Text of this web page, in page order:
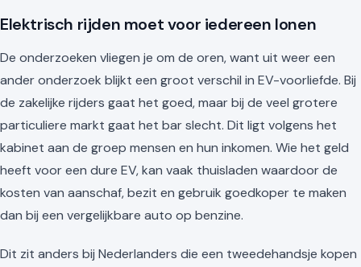
Elektrisch rijden moet voor iedereen lonen
De onderzoeken vliegen je om de oren, want uit weer een
ander onderzoek blijkt een groot verschil in EV-voorliefde. Bij
de zakelijke rijders gaat het goed, maar bij de veel grotere
particuliere markt gaat het bar slecht. Dit ligt volgens het
kabinet aan de groep mensen en hun inkomen. Wie het geld
heeft voor een dure EV, kan vaak thuisladen waardoor de
kosten van aanschaf, bezit en gebruik goedkoper te maken
dan bij een vergelijkbare auto op benzine.
Dit zit anders bij Nederlanders die een tweedehandsje kopen